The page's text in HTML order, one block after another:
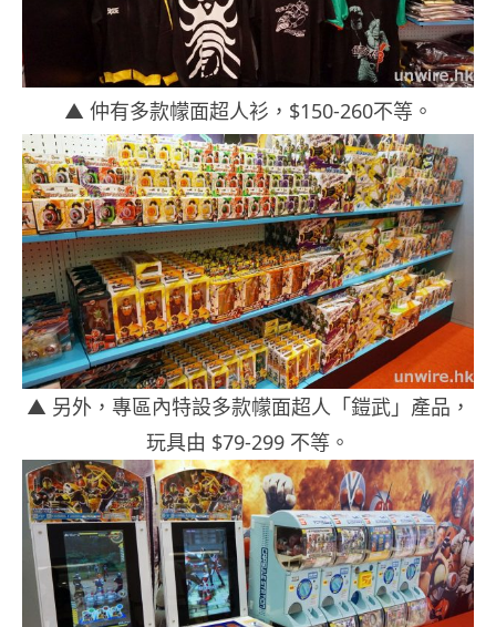
▲ 仲有多款幪面超人衫，$150-260不等。
▲ 另外，專區內特設多款幪面超人「鎧武」產品，
玩具由 $79-299 不等。